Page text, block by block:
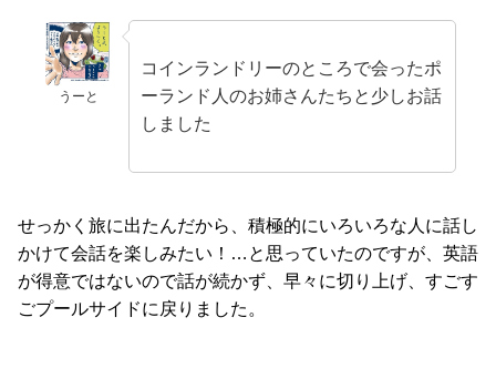
うーと
コインランドリーのところで会ったポ
ーランド人のお姉さんたちと少しお話
しました
せっかく旅に出たんだから、積極的にいろいろな人に話し
かけて会話を楽しみたい！…と思っていたのですが、英語
が得意ではないので話が続かず、早々に切り上げ、すごす
ごプールサイドに戻りました。